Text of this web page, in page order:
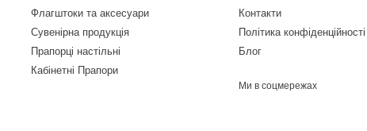
Флагштоки та аксесуари
Сувенірна продукція
Прапорці настільні
Кабінетні Прапори
Контакти
Політика конфіденційності
Блог
Ми в соцмережах